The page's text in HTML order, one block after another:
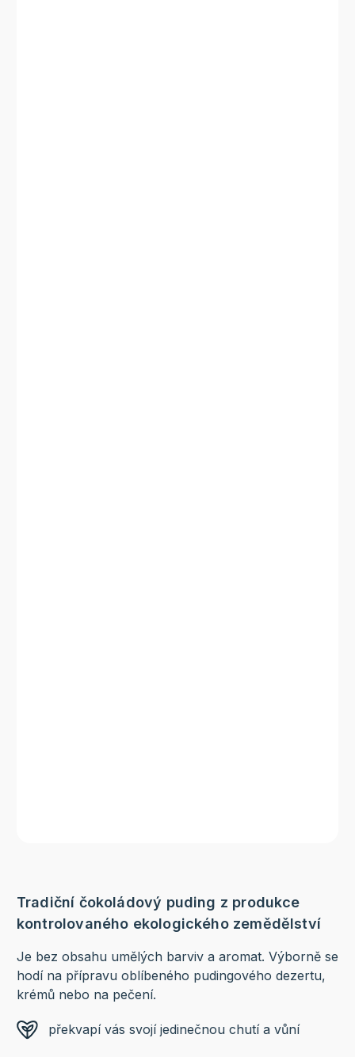
Tradiční čokoládový puding z produkce
kontrolovaného ekologického zemědělství
Je bez obsahu umělých barviv a aromat. Výborně se
hodí na přípravu oblíbeného pudingového dezertu,
krémů nebo na pečení.
překvapí vás svojí jedinečnou chutí a vůní